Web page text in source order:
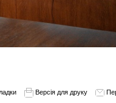
Версія для друку